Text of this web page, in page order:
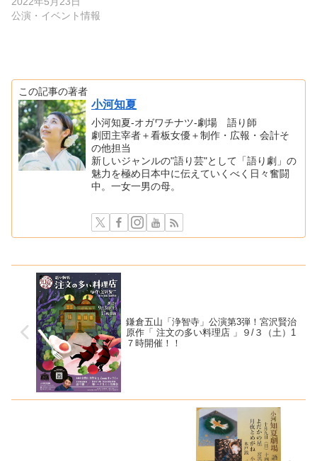
公演・イベント情報
この記事の著者
小河知夏
小河知夏-オガワチナツ-劇場 語り師
劇団主宰者＋看板女優＋制作・広報・会計そ
の他担当
新しいジャンルの"語り芸"として「語り劇」の
魅力を極め日本中に伝えていくべく日々奮闘
中。一女一男の母。
鎌倉五山「浄智寺」公演第3弾！宮沢賢治
原作「 注文の多い料理店 」９/３（土）1
７時開催！！